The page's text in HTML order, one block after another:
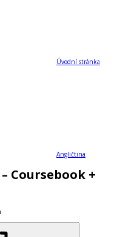
Úvodní stránka
Angličtina
Coursebook +